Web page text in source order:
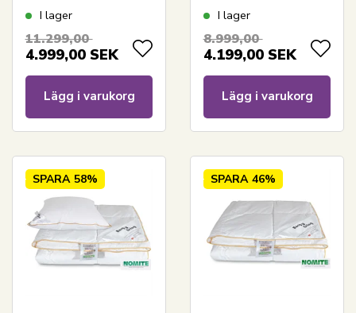
Borg gåsdunstäcke -
I lager
11.299,00
4.999,00 SEK
Lägg i varukorg
Premium By Borg -
I lager
8.999,00
4.199,00 SEK
Lägg i varukorg
SPARA 58% SPARA 46%